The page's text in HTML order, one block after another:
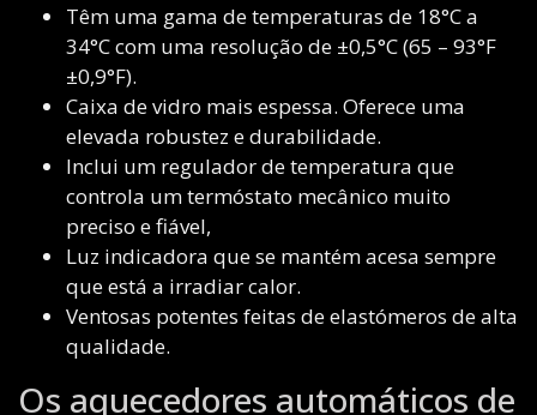
Têm uma gama de temperaturas de 18°C a
34°C com uma resolução de ±0,5°C (65 – 93°F
±0,9°F).
Caixa de vidro mais espessa. Oferece uma
elevada robustez e durabilidade.
Inclui um regulador de temperatura que
controla um termóstato mecânico muito
preciso e fiável,
Luz indicadora que se mantém acesa sempre
que está a irradiar calor.
Ventosas potentes feitas de elastómeros de alta
qualidade.
Os aquecedores automáticos de